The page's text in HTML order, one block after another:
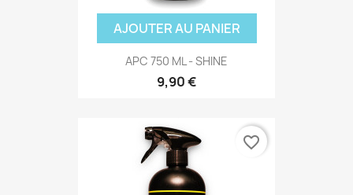
AJOUTER AU PANIER
APC 750 ML - SHINE
9,90 €
favorite_border